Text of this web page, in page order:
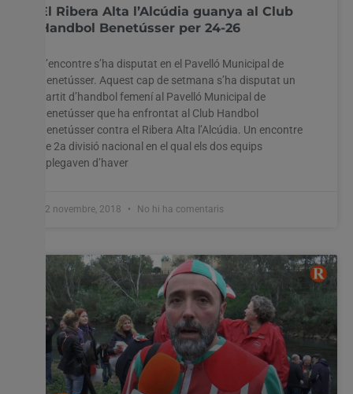
El Ribera Alta l’Alcúdia guanya al Club
Handbol Benetússer per 24-26
L’encontre s’ha disputat en el Pavelló Municipal de
Benetússer. Aquest cap de setmana s’ha disputat un
partit d’handbol femení al Pavelló Municipal de
Benetússer que ha enfrontat al Club Handbol
Benetússer contra el Ribera Alta l’Alcúdia. Un encontre
de 2a divisió nacional en el qual els dos equips
aplegaven d’haver
12 novembre, 2018 No hi ha comentaris